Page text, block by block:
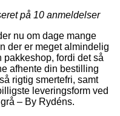
på 10 anmeldelser
nu om dage mange
der er meget almindelig
pakkeshop, fordi det så
afhente din bestilling
rigtig smertefri, samt
leveringsform ved
– By Rydéns.